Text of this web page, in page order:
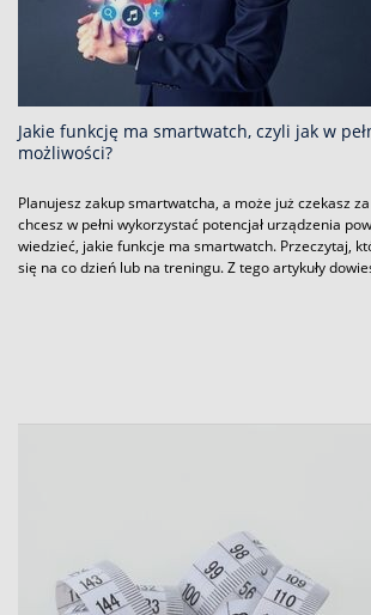
Jakie funkcję ma smartwatch, czyli jak w
możliwości?
Planujesz zakup smartwatcha, a może już czekasz za
chcesz w pełni wykorzystać potencjał urządzenia
wiedzieć, jakie funkcje ma smartwatch. Przeczytaj,
się na co dzień lub na treningu. Z tego artykuły